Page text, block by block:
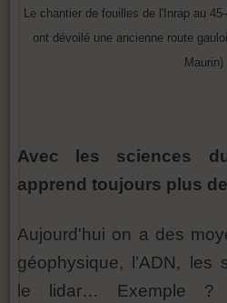
Le chantier de fouilles de l'Inrap au
ont dévoilé une ancienne route
Maurin)
Avec les sciences
apprend toujours plus
Aujourd'hui on a des
géophysique, l’ADN, les
le lidar… Exemple